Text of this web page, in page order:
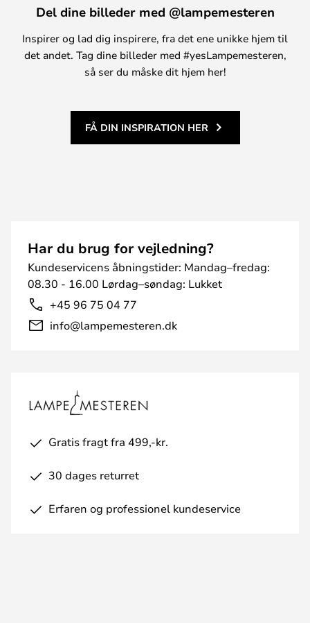
Del dine billeder med @lampemesteren
Inspirer og lad dig inspirere, fra det ene unikke hjem til
det andet. Tag dine billeder med #yesLampemesteren,
så ser du måske dit hjem her!
FÅ DIN INSPIRATION HER
Har du brug for vejledning?
Kundeservicens åbningstider: Mandag–fredag:
08.30 - 16.00 Lørdag–søndag: Lukket
+45 96 75 04 77
info@lampemesteren.dk
Gratis fragt fra 499,-kr.
30 dages returret
Erfaren og professionel kundeservice